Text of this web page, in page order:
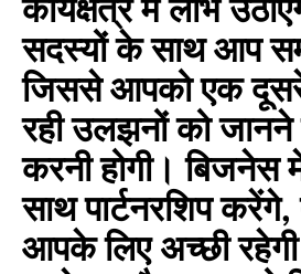
कार्यक्षेत्र में लाभ
सदस्यों के साथ आप
जिससे आपको एक
रही उलझनों को
करनी होगी।
साथ पार्टनरशिप करेंगे,
आपके लिए अच्छी